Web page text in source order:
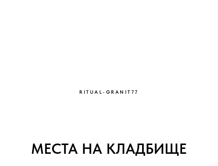
RITUAL-GRANIT77
МЕСТА НА КЛАДБИЩЕ